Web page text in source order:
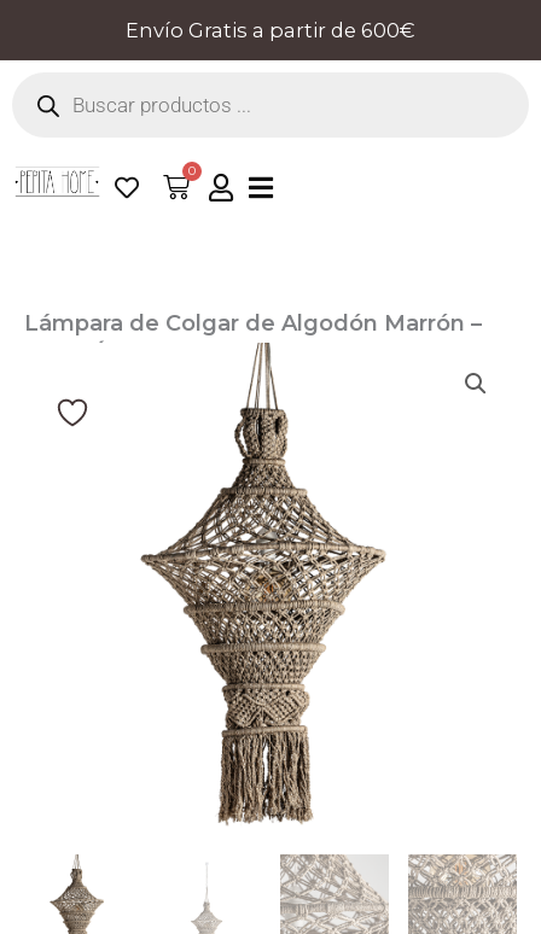
contenido
Envío Gratis a partir de 600€
productos
0
Cart
Lámpara de Colgar de Algodón Marrón –